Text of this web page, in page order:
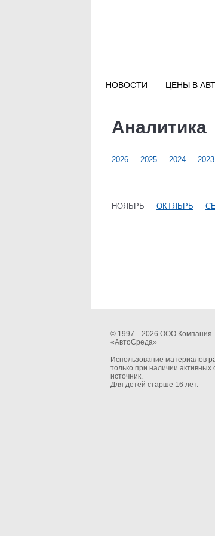
НОВОСТИ ЦЕНЫ В
Аналитика
2026 2025 2024 2023
НОЯБРЬ ОКТЯБРЬ
© 1997—2026 ООО Компания
«АвтоСреда»
Использование материалов
только при наличии активных
источник.
Для детей старше 16 лет.